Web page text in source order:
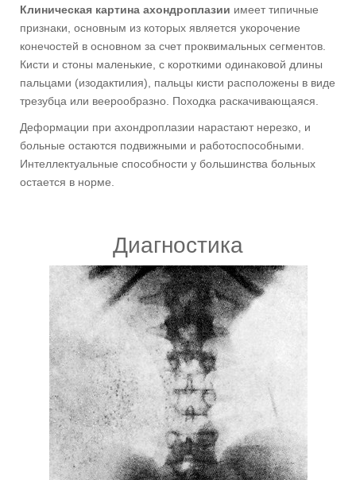
Клиническая картина ахондроплазии имеет типичные
признаки, основным из которых является укорочение
конечостей в основном за счет проквимальных сегментов.
Кисти и стоны маленькие, с короткими одинаковой длины
пальцами (изодактилия), пальцы кисти расположены в виде
трезубца или веерообразно. Походка раскачивающаяся.
Деформации при ахондроплазии нарастают нерезко, и
больные остаются подвижными и работоспособными.
Интеллектуальные способности у большинства больных
остается в норме.
Диагностика